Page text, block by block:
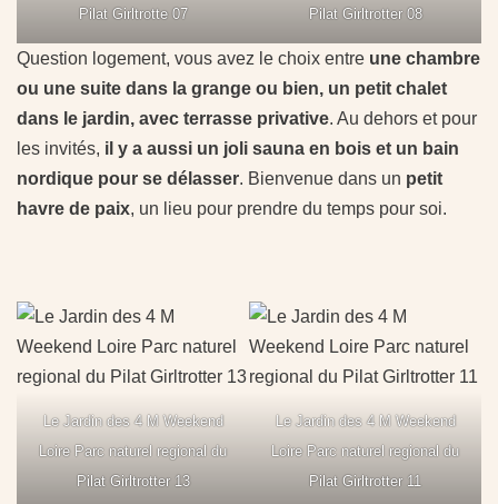
Pilat Girltrotte 07 Pilat Girltrotter 08
Question logement, vous avez le choix entre une chambre
ou une suite dans la grange ou bien, un petit chalet
dans le jardin, avec terrasse privative. Au dehors et pour
les invités, il y a aussi un joli sauna en bois et un bain
nordique pour se délasser. Bienvenue dans un petit
havre de paix, un lieu pour prendre du temps pour soi.
Le Jardin des 4 M Weekend
Loire Parc naturel regional du
Pilat Girltrotter 13
Le Jardin des 4 M Weekend
Loire Parc naturel regional du
Pilat Girltrotter 11